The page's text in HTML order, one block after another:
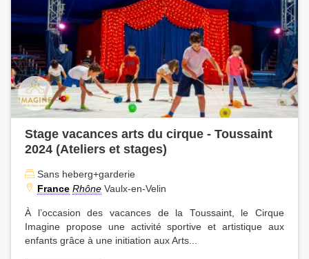
Stage vacances arts du cirque - Toussaint
2024 (Ateliers et stages)
Sans heberg+garderie
France Rhône Vaulx-en-Velin
À l’occasion des vacances de la Toussaint, le Cirque
Imagine propose une activité sportive et artistique aux
enfants grâce à une initiation aux Arts...